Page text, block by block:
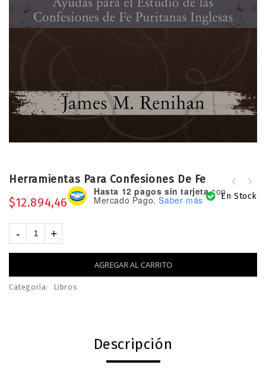
Herramientas Para Confesiones De Fe
$12.894,46 En Stock
Hasta 12 pagos sin tarjetacon
Mercado Pago. Saber más
AGREGAR AL CARRITO
Categoría: Libros
Descripción